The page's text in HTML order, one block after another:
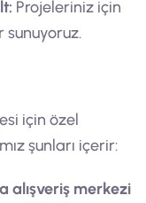
Projeleriniz için
için özel
şunları içerir:
alışveriş merkezi